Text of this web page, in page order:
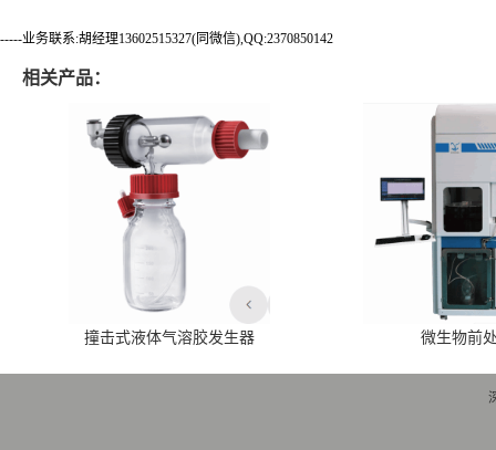
-----业务联系:胡经理13602515327(同微信),QQ:2370850142
相关产品：
撞击式液体气溶胶发生器 微生物前